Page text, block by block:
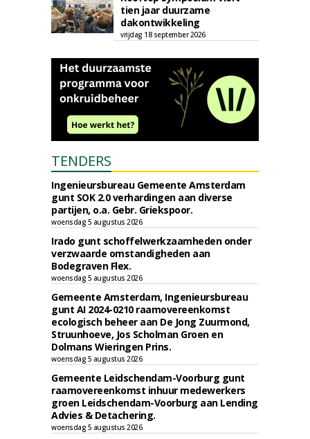
tien jaar duurzame
dakontwikkeling
vrijdag 18 september 2026
TENDERS
Ingenieursbureau Gemeente Amsterdam
gunt SOK 2.0 verhardingen aan diverse
partijen, o.a. Gebr. Griekspoor.
woensdag 5 augustus 2026
Irado gunt schoffelwerkzaamheden onder
verzwaarde omstandigheden aan
Bodegraven Flex.
woensdag 5 augustus 2026
Gemeente Amsterdam, Ingenieursbureau
gunt AI 2024-0210 raamovereenkomst
ecologisch beheer aan De Jong Zuurmond,
Struunhoeve, Jos Scholman Groen en
Dolmans Wieringen Prins.
woensdag 5 augustus 2026
Gemeente Leidschendam-Voorburg gunt
raamovereenkomst inhuur medewerkers
groen Leidschendam-Voorburg aan Lending
Advies & Detachering.
woensdag 5 augustus 2026